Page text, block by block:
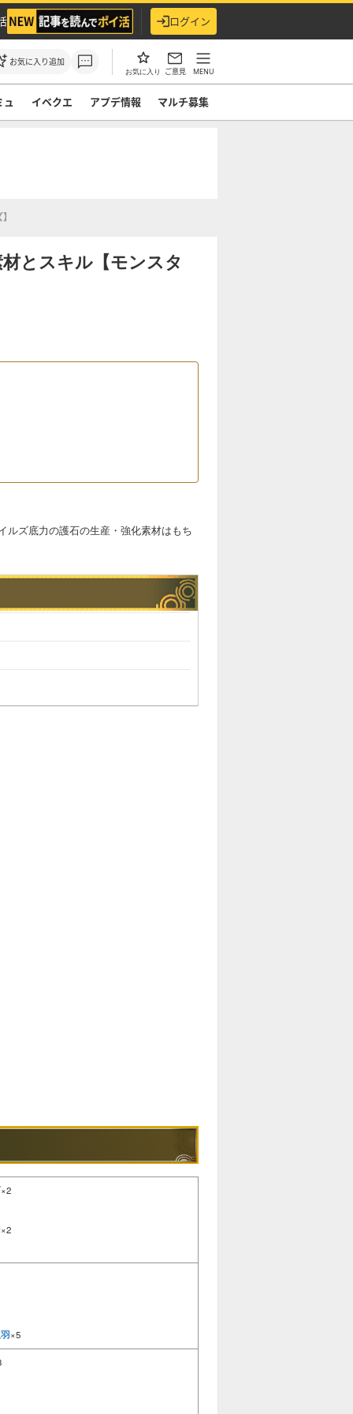
ログイン
お気に入り追加
お気に入り ご意見 MENU
ュ イベクエ アプデ情報 マルチ募集
とスキル【モンスタ
ルズ底力の護石の生産・強化素材はもち
×2
×2
×5